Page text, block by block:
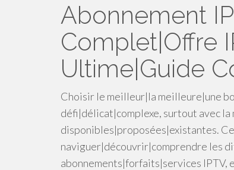
Abonnement
Complet|Offre
Ultime|Guide
Choisir le meilleur|la meilleure|une
défi|délicat|complexe, surtout avec
disponibles|proposées|existantes.
naviguer|découvrir|comprendre les
abonnements|forfaits|services IPTV,